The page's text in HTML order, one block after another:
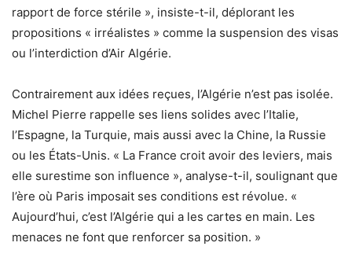
rapport de force stérile », insiste-t-il, déplorant les
propositions « irréalistes » comme la suspension des visas
ou l’interdiction d’Air Algérie.
Contrairement aux idées reçues, l’Algérie n’est pas isolée.
Michel Pierre rappelle ses liens solides avec l’Italie,
l’Espagne, la Turquie, mais aussi avec la Chine, la Russie
ou les États-Unis. « La France croit avoir des leviers, mais
elle surestime son influence », analyse-t-il, soulignant que
l’ère où Paris imposait ses conditions est révolue. «
Aujourd’hui, c’est l’Algérie qui a les cartes en main. Les
menaces ne font que renforcer sa position. »